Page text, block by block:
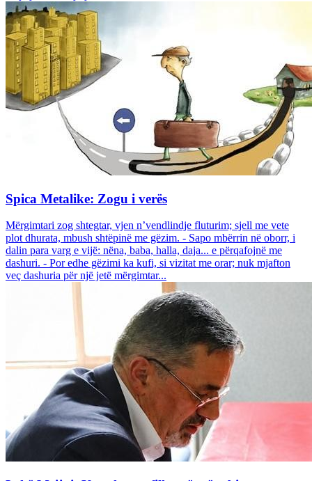
Spica Metalike: Zogu i verës
Mërgimtari zog shtegtar, vjen n’vendlindje fluturim; sjell me vete
plot dhurata, mbush shtëpinë me gëzim. - Sapo mbërrin në oborr, i
dalin para varg e vijë: nëna, baba, halla, daja... e përqafojnë me
dashuri. - Por edhe gëzimi ka kufi, si vizitat me orar; nuk mjafton
veç dashuria për një jetë mërgimtar...